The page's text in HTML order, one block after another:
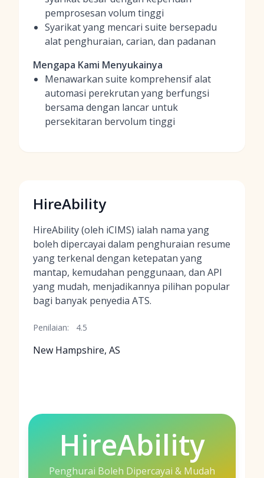
pemprosesan volum tinggi
Syarikat yang mencari suite bersepadu
alat penghuraian, carian, dan padanan
Mengapa Kami Menyukainya
Menawarkan suite komprehensif alat
automasi perekrutan yang berfungsi
bersama dengan lancar untuk
persekitaran bervolum tinggi
HireAbility
HireAbility (oleh iCIMS) ialah nama yang
boleh dipercayai dalam penghuraian resume
yang terkenal dengan ketepatan yang
mantap, kemudahan penggunaan, dan API
yang mudah, menjadikannya pilihan popular
bagi banyak penyedia ATS.
Penilaian: 4.5
New Hampshire, AS
HireAbility
Penghurai Boleh Dipercayai & Mudah